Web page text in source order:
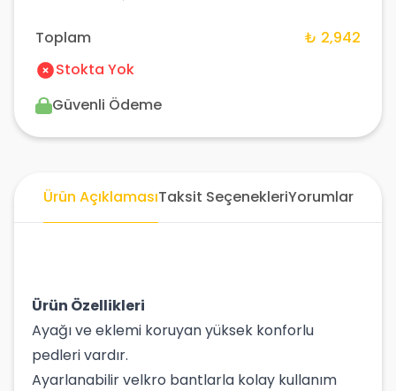
Toplam
₺ 2,942
Stokta Yok
Güvenli Ödeme
Ürün AçıklamasıTaksit SeçenekleriYorumlar
Ürün Özellikleri
Ayağı ve eklemi koruyan yüksek konforlu
pedleri vardır.
Ayarlanabilir velkro bantlarla kolay kullanım